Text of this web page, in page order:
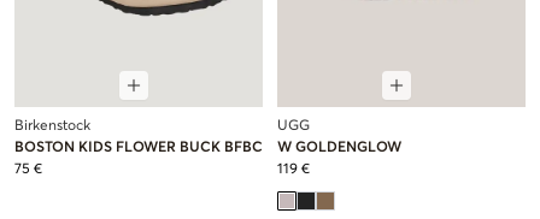
Birkenstock
BOSTON KIDS FLOWER BUCK BFBC
75 €
UGG
W GOLDENGLOW
119 €